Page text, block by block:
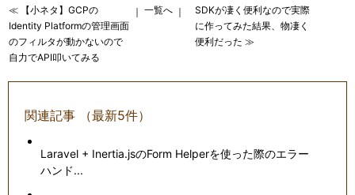
≪ 【小ネタ】GCPの
Identity Platformの管理画面
のフィルタが動かないので
自力でAPI叩いてみる
｜一覧へ ｜
SDKが凄く便利なので実際
に作ってみた結果、物凄く
便利だった ≫
関連記事 （最新5件）
Laravel + Inertia.jsのForm Helperを使った際のエラー
ハンド...